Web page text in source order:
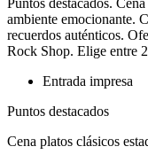
ambiente emocionante.
recuerdos auténticos.
Rock Shop. Elige entre
Entrada impresa
Puntos destacados
Cena platos clásicos